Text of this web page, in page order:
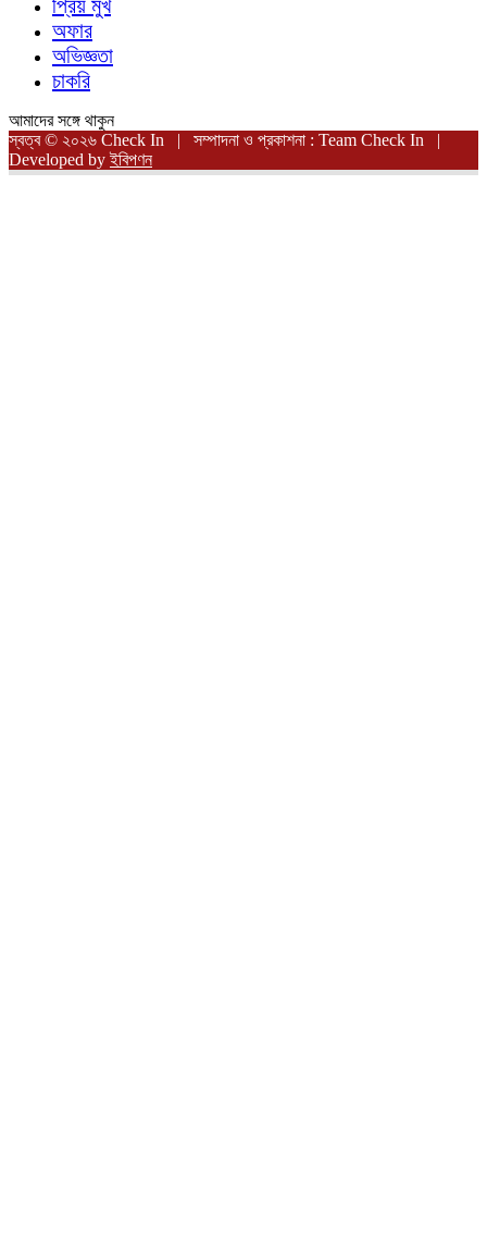
প্রিয় মুখ
অফার
অভিজ্ঞতা
চাকরি
আমাদের সঙ্গে থাকুন
স্বত্ব © ২০২৬ Check In | সম্পাদনা ও প্রকাশনা : Team Check In |
Developed byইবিপণন